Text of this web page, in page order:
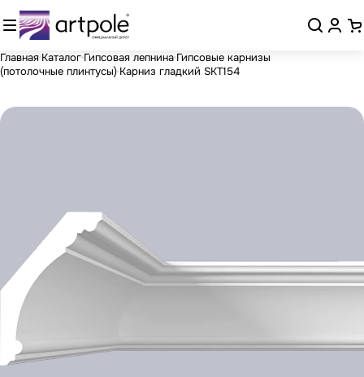
Главная Каталог Гипсовая лепнина Гипсовые карнизы
(потолочные плинтусы) Карниз гладкий SKT154